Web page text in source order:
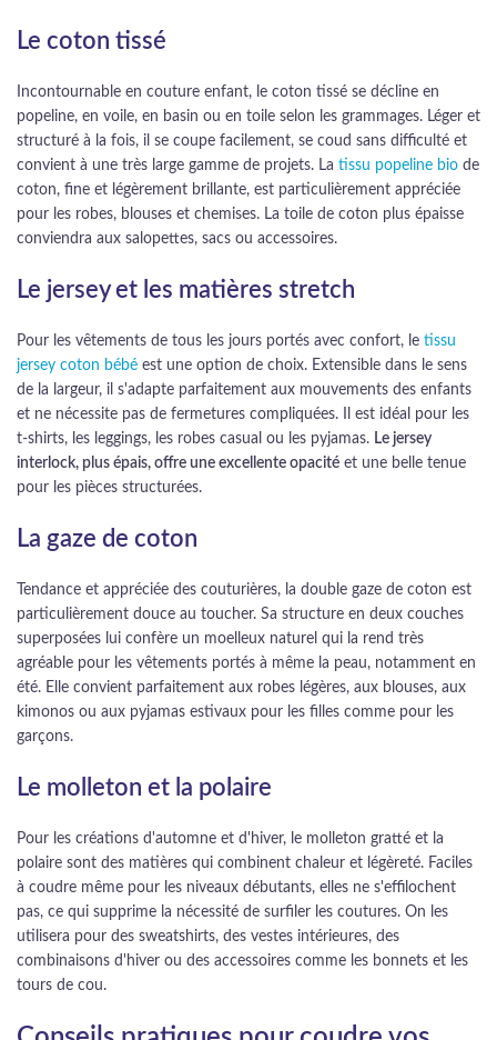
Le coton tissé
Incontournable en couture enfant, le coton tissé se décline en
popeline, en voile, en basin ou en toile selon les grammages. Léger et
structuré à la fois, il se coupe facilement, se coud sans difficulté et
convient à une très large gamme de projets. La tissu popeline bio de
coton, fine et légèrement brillante, est particulièrement appréciée
pour les robes, blouses et chemises. La toile de coton plus épaisse
conviendra aux salopettes, sacs ou accessoires.
Le jersey et les matières stretch
Pour les vêtements de tous les jours portés avec confort, le tissu
jersey coton bébé est une option de choix. Extensible dans le sens
de la largeur, il s'adapte parfaitement aux mouvements des enfants
et ne nécessite pas de fermetures compliquées. Il est idéal pour les
t-shirts, les leggings, les robes casual ou les pyjamas. Le jersey
interlock, plus épais, offre une excellente opacité et une belle tenue
pour les pièces structurées.
La gaze de coton
Tendance et appréciée des couturières, la double gaze de coton est
particulièrement douce au toucher. Sa structure en deux couches
superposées lui confère un moelleux naturel qui la rend très
agréable pour les vêtements portés à même la peau, notamment en
été. Elle convient parfaitement aux robes légères, aux blouses, aux
kimonos ou aux pyjamas estivaux pour les filles comme pour les
garçons.
Le molleton et la polaire
Pour les créations d'automne et d'hiver, le molleton gratté et la
polaire sont des matières qui combinent chaleur et légèreté. Faciles
à coudre même pour les niveaux débutants, elles ne s'effilochent
pas, ce qui supprime la nécessité de surfiler les coutures. On les
utilisera pour des sweatshirts, des vestes intérieures, des
combinaisons d'hiver ou des accessoires comme les bonnets et les
tours de cou.